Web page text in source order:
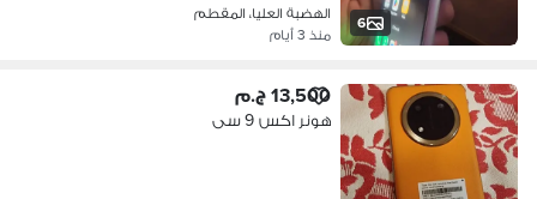
6
الهضبة العليا، المقطم
منذ 3 أيام
13,500 ج.م
هونر اكس 9 سى